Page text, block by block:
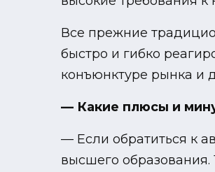
Все прежние
быстро и гибко
конъюнктуре рынка и
— Какие плюсы и
— Если обратиться к
высшего образования.